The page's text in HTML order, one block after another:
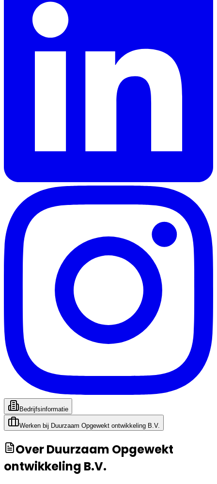
Bedrijfsinformatie
Werken bij Duurzaam Opgewekt ontwikkeling B.V.
OverDuurzaam Opgewekt
ontwikkeling B.V.